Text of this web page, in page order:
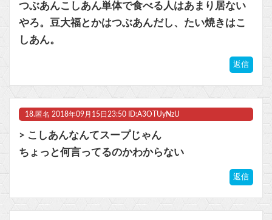
つぶあんこしあん単体で食べる人はあまり居ない
やろ。豆大福とかはつぶあんだし、たい焼きはこ
しあん。
返信
18. 匿名 2018年09月15日23:50 ID:A3OTUyNzU
> こしあんなんてスープじゃん
ちょっと何言ってるのかわからない
返信